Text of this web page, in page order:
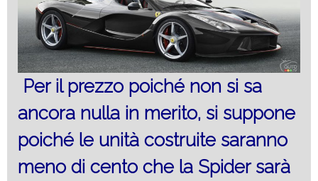
Per il prezzo poiché non si sa
ancora nulla in merito, si suppone
poiché le unità costruite saranno
meno di cento che la Spider sarà